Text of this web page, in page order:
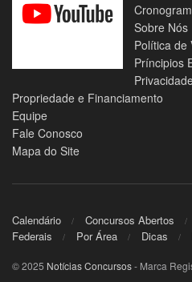
Sobre Nós
Política de
Príncipios
Propriedade e Financiamento
Equipe
Fale Conosco
Mapa do Site
Calendário Concursos Abertos
Federais
Por Área Dicas
© 2025 Notícias Concursos- Marca